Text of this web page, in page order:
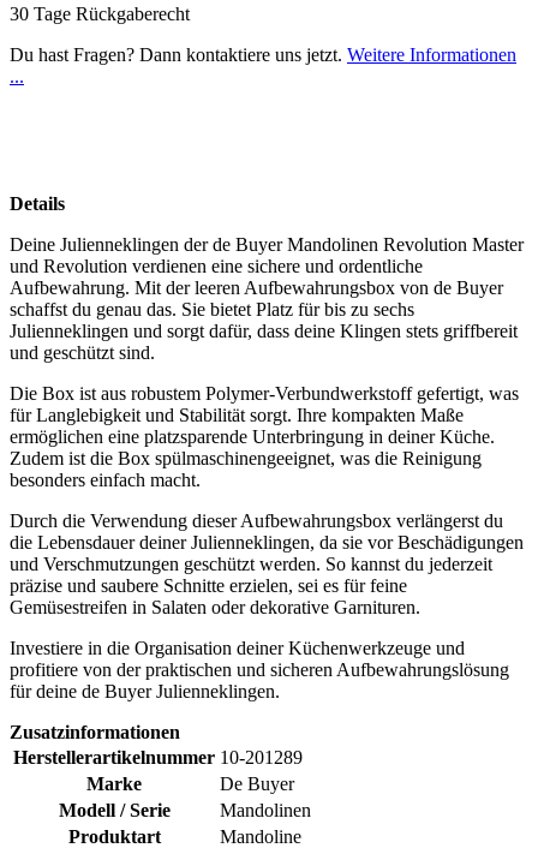
30 Tage Rückgaberecht
Du hast Fragen? Dann kontaktiere uns jetzt. Weitere Informationen
...
Details
Deine Julienneklingen der de Buyer Mandolinen Revolution Master
und Revolution verdienen eine sichere und ordentliche
Aufbewahrung. Mit der leeren Aufbewahrungsbox von de Buyer
schaffst du genau das. Sie bietet Platz für bis zu sechs
Julienneklingen und sorgt dafür, dass deine Klingen stets griffbereit
und geschützt sind.
Die Box ist aus robustem Polymer-Verbundwerkstoff gefertigt, was
für Langlebigkeit und Stabilität sorgt. Ihre kompakten Maße
ermöglichen eine platzsparende Unterbringung in deiner Küche.
Zudem ist die Box spülmaschinengeeignet, was die Reinigung
besonders einfach macht.
Durch die Verwendung dieser Aufbewahrungsbox verlängerst du
die Lebensdauer deiner Julienneklingen, da sie vor Beschädigungen
und Verschmutzungen geschützt werden. So kannst du jederzeit
präzise und saubere Schnitte erzielen, sei es für feine
Gemüsestreifen in Salaten oder dekorative Garnituren.
Investiere in die Organisation deiner Küchenwerkzeuge und
profitiere von der praktischen und sicheren Aufbewahrungslösung
für deine de Buyer Julienneklingen.
Zusatzinformationen
Herstellerartikelnummer 10-201289
Marke
De Buyer
Modell / Serie
Mandolinen
Produktart
Mandoline